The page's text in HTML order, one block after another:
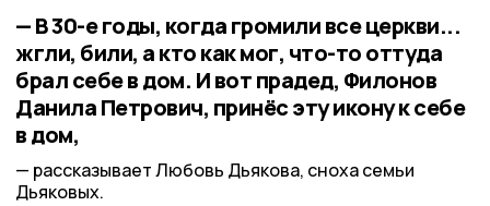
— В 30-е годы, когда громили все церкви...
жгли, били, а кто как мог, что-то оттуда
брал себе в дом. И вот прадед, Филонов
Данила Петрович, принёс эту икону к себе
в дом,
рассказывает Любовь Дьякова, сноха семьи
Дьяковых.